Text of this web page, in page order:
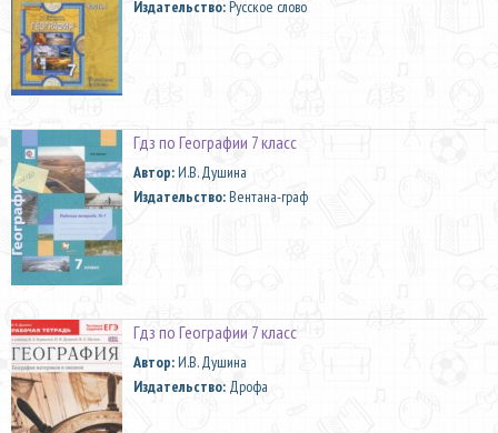
Издательство:Русское слово
Гдз по Географии 7 класс
Автор: И.В. Душина
Издательство:Вентана-граф
Гдз по Географии 7 класс
Автор:И.В. Душина
Издательство: Дрофа